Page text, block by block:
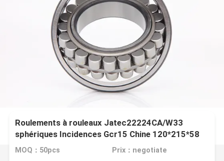
Roulements à rouleaux Jatec22224CA/W33
sphériques Incidences Gcr15 Chine 120*215*58
de fan
MOQ：50pcs Prix：negotiate